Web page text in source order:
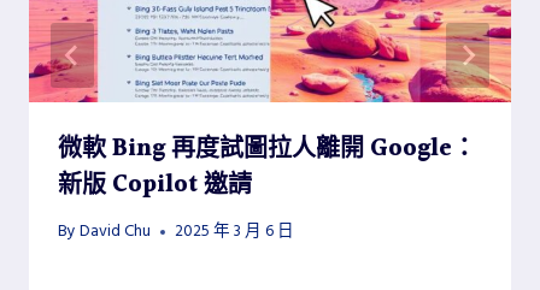
微軟 Bing 再度試圖拉人離開 Google：
新版 Copilot 邀請
By David Chu 2025 年 3 月 6 日